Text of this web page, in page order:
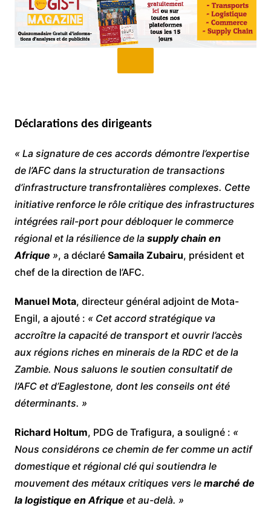
Déclarations des dirigeants
« La signature de ces accords démontre l’expertise
de l’AFC dans la structuration de transactions
d’infrastructure transfrontalières complexes. Cette
initiative renforce le rôle critique des infrastructures
intégrées rail-port pour débloquer le commerce
régional et la résilience de la supply chain en
Afrique », a déclaré Samaila Zubairu, président et
chef de la direction de l’AFC.
Manuel Mota, directeur général adjoint de Mota-
Engil, a ajouté : « Cet accord stratégique va
accroître la capacité de transport et ouvrir l’accès
aux régions riches en minerais de la RDC et de la
Zambie. Nous saluons le soutien consultatif de
l’AFC et d’Eaglestone, dont les conseils ont été
déterminants. »
Richard Holtum, PDG de Trafigura, a souligné : «
Nous considérons ce chemin de fer comme un actif
domestique et régional clé qui soutiendra le
mouvement des métaux critiques vers le marché de
la logistique en Afrique et au-delà. »